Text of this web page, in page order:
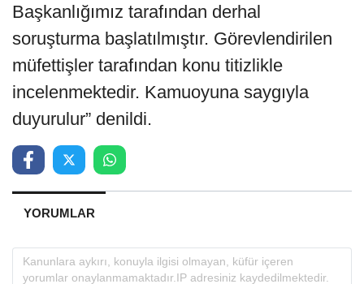
Başkanlığımız tarafından derhal
soruşturma başlatılmıştır. Görevlendirilen
müfettişler tarafından konu titizlikle
incelenmektedir. Kamuoyuna saygıyla
duyurulur” denildi.
YORUMLAR